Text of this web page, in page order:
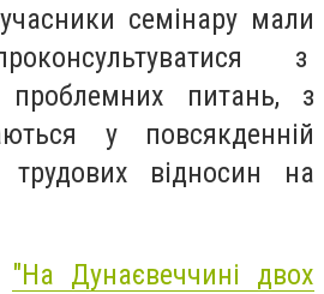
семінару мали
з
проблемних питань, з
у повсякденній
трудових відносин на
"На Дунаєвеччині двох